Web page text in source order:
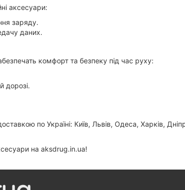
аксесуари:
заряду.
даних.
комфорт та безпеку під час руху:
дорозі.
по Україні: Київ, Львів, Одеса, Харків,
на aksdrug.in.ua!